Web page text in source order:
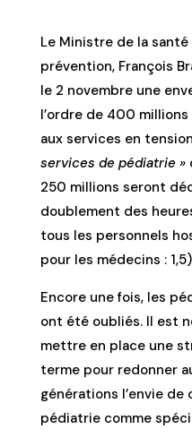
Le Ministre de la
prévention, François
le 2 novembre une
l’ordre de 400 millions
aux services en tension
services de pédiatrie »
250 millions seront
doublement des
tous les personnels
pour les médecins :
Encore une fois, les
ont été oubliés. Il est
mettre en place une
terme pour redonner
générations l’envie de
pédiatrie comme